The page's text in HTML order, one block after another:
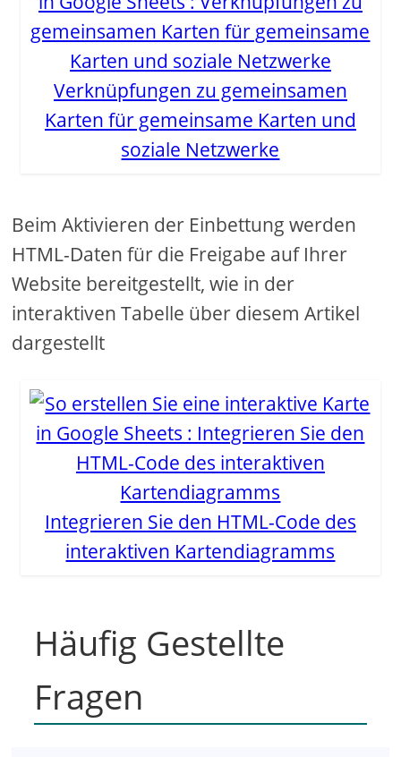
Verknüpfungen zu gemeinsamen
Karten für gemeinsame Karten und
soziale Netzwerke
Beim Aktivieren der Einbettung werden
HTML-Daten für die Freigabe auf Ihrer
Website bereitgestellt, wie in der
interaktiven Tabelle über diesem Artikel
dargestellt
Integrieren Sie den HTML-Code des
interaktiven Kartendiagramms
Häufig Gestellte
Fragen